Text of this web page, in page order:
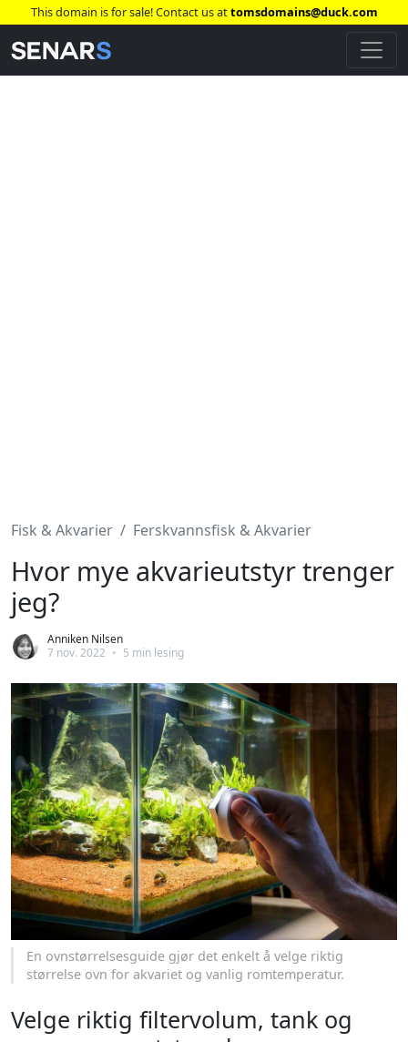
This domain is for sale! Contact us attomsdomains@duck.com
Fisk & Akvarier Ferskvannsfisk & Akvarier
Hvor mye akvarieutstyr trenger
jeg?
Anniken Nilsen
7 nov. 2022 • 5 min lesing
En ovnstørrelsesguide gjør det enkelt å velge riktig
størrelse ovn for akvariet og vanlig romtemperatur.
Velge riktig filtervolum, tank og